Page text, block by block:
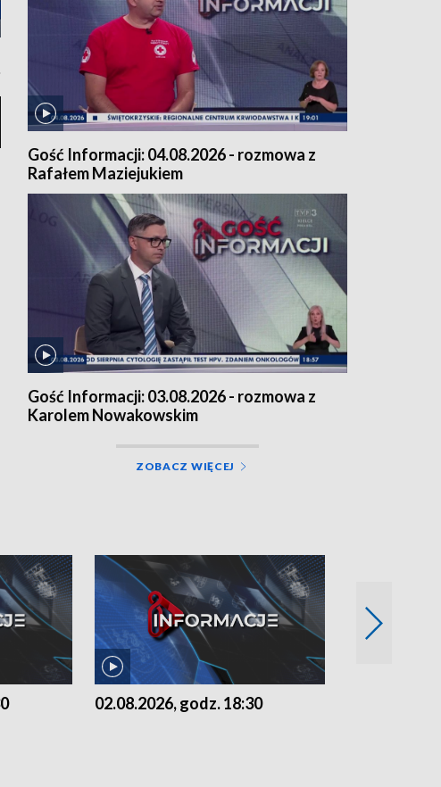
Gość Informacji: 04.08.2026 - rozmowa z
Rafałem Maziejukiem
Gość Informacji: 03.08.2026 - rozmowa z
Karolem Nowakowskim
ZOBACZ WIĘCEJ
02.08.2026, godz. 18:30